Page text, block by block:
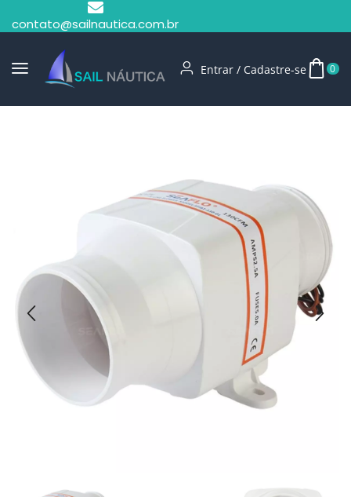
contato@sailnautica.com.br
Entrar / Cadastre-se 0